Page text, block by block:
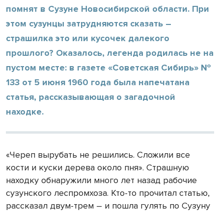
помнят в Сузуне Новосибирской области. При
этом сузунцы затрудняются сказать –
страшилка это или кусочек далекого
прошлого? Оказалось, легенда родилась не на
пустом месте: в газете «Советская Сибирь» №
133 от 5 июня 1960 года была напечатана
статья, рассказывающая о загадочной
находке.
«Череп вырубать не решились. Сложили все
кости и куски дерева около пня». Страшную
находку обнаружили много лет назад рабочие
сузунского леспромхоза. Кто-то прочитал статью,
рассказал двум-трем – и пошла гулять по Сузуну